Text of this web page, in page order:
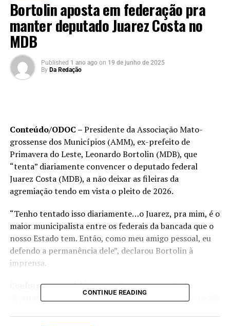
Bortolin aposta em federação pra
manter deputado Juarez Costa no
MDB
Published 1 ano ago on 19 de junho de 2025
By Da Redação
Conteúdo/ODOC –Presidente da Associação Mato-
grossense dos Municípios (AMM), ex-prefeito de
Primavera do Leste, Leonardo Bortolin (MDB), que
“tenta” diariamente convencer o deputado federal
Juarez Costa (MDB), a não deixar as fileiras da
agremiação tendo em vista o pleito de 2026.
“Tenho tentado isso diariamente…o Juarez, pra mim, é o
maior municipalista entre os federais da bancada que o
nosso Estado tem. Então, como meu amigo pessoal, eu
defendo a permanência dele”, declarou Bortolin à
imprensa.
Conforme o emedebista, a maior preocupação do
deputado federal Juarez Costa – neste momento – reside
CONTINUE READING